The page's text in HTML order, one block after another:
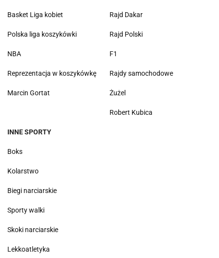
Basket Liga kobiet
Polska liga koszykówki
NBA
Reprezentacja w koszykówkę
Marcin Gortat
Rajd Dakar
Rajd Polski
F1
Rajdy samochodowe
Żużel
Robert Kubica
INNE SPORTY
Boks
Kolarstwo
Biegi narciarskie
Sporty walki
Skoki narciarskie
Lekkoatletyka